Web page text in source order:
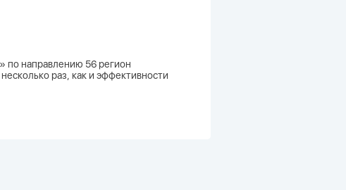
по направлению 56 регион
раз, как и эффективности